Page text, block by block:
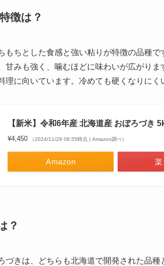
徴は？
もちとした食感と強い粘りが特徴の品種
甘みも強く、噛むほどに味わいが広がり
理に向いています。冷めても硬くなりにく
【新米】令和6年産 北海道産 おぼろづき
¥4,450 （2024/11/29 08:55時点 | Amazon調べ）
Amazon
？
づきは、どちらも北海道で開発された品